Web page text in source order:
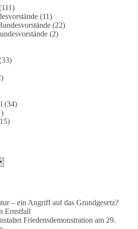
#section
#Bundeswehr
Experiment
und Rednerin des World
ihrer Rede zu globalen
sie sich 2022 dafür aus, bestimmte
gelungen ist, die ganze Welt
„globales Gemeingut“.
(11)
(22)
(2)
(34)
– ein Angriff auf das Grundgesetz?
Ernstfall
Friedensdemonstration am 29.